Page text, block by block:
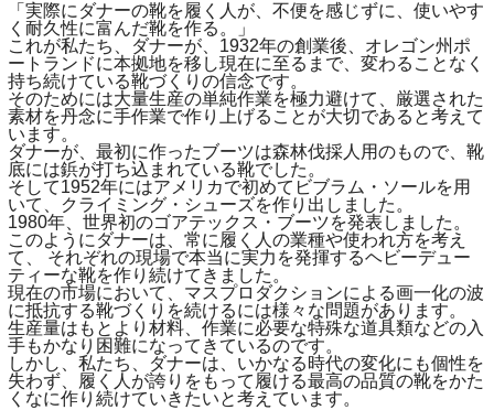
「実際にダナーの靴を履く人が、不便を感じずに、使いやす
く耐久性に富んだ靴を作る。」
これが私たち、ダナーが、1932年の創業後、オレゴン州ポ
ートランドに本拠地を移し現在に至るまで、変わることなく
持ち続けている靴づくりの信念です。
そのためには大量生産の単純作業を極力避けて、厳選された
素材を丹念に手作業で作り上げることが大切であると考えて
います。
ダナーが、最初に作ったブーツは森林伐採人用のもので、靴
底には鋲が打ち込まれている靴でした。
そして1952年にはアメリカで初めてビブラム・ソールを用
いて、クライミング・シューズを作り出しました。
1980年、世界初のゴアテックス・ブーツを発表しました。
このようにダナーは、常に履く人の業種や使われ方を考え
て、 それぞれの現場で本当に実力を発揮するヘビーデュー
ティーな靴を作り続けてきました。
現在の市場において、マスプロダクションによる画一化の波
に抵抗する靴づくりを続けるには様々な問題があります。
生産量はもとより材料、作業に必要な特殊な道具類などの入
手もかなり困難になってきているのです。
しかし、私たち、ダナーは、いかなる時代の変化にも個性を
失わず、履く人が誇りをもって履ける最高の品質の靴をかた
くなに作り続けていきたいと考えています。